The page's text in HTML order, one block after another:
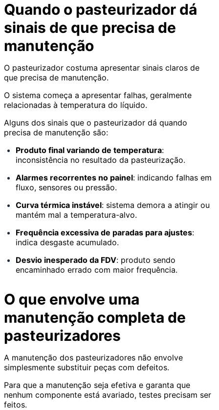
Quando o pasteurizador dá
sinais de que precisa de
manutenção
O pasteurizador costuma apresentar sinais claros de
que precisa de manutenção.
O sistema começa a apresentar falhas, geralmente
relacionadas à temperatura do líquido.
Alguns dos sinais que o pasteurizador dá quando
precisa de manutenção são:
Produto final variando de temperatura:
inconsistência no resultado da pasteurização.
Alarmes recorrentes no painel: indicando falhas em
fluxo, sensores ou pressão.
Curva térmica instável: sistema demora a atingir ou
mantém mal a temperatura-alvo.
Frequência excessiva de paradas para ajustes:
indica desgaste acumulado.
Desvio inesperado da FDV: produto sendo
encaminhado errado com maior frequência.
O que envolve uma
manutenção completa de
pasteurizadores
A manutenção dos pasteurizadores não envolve
simplesmente substituir peças com defeitos.
Para que a manutenção seja efetiva e garanta que
nenhum componente está avariado, testes precisam ser
feitos.